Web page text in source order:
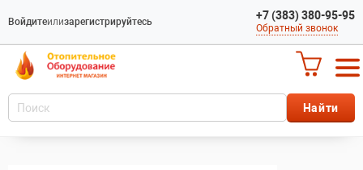
Войдитеилизарегистрируйтесь +7 (383) 380-95-95
Обратный звонок